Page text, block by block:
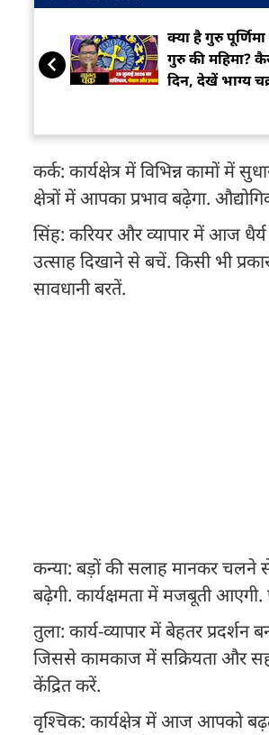
क्या है गुरु
गुरु की मह‍िमा?
द‍िन, देखें भाग्य
कर्क: कार्यक्षेत्र में विभिन्न कामों
क्षेत्रों में आपका प्रभाव बढ़ेगा.
सिंह: करियर और व्यापार में आज
उत्साह दिखाने से बचें. किसी भी
सावधानी बरतें.
कन्या: बड़ों की सलाह मानकर चलने
बढ़ेगी. कार्यक्षमता में मजबूती
तुला: कार्य-व्यापार में बेहतर
जिससे कामकाज में सक्रियता और
केंद्रित करें.
वृश्चिक: कार्यक्षेत्र में आज आपको